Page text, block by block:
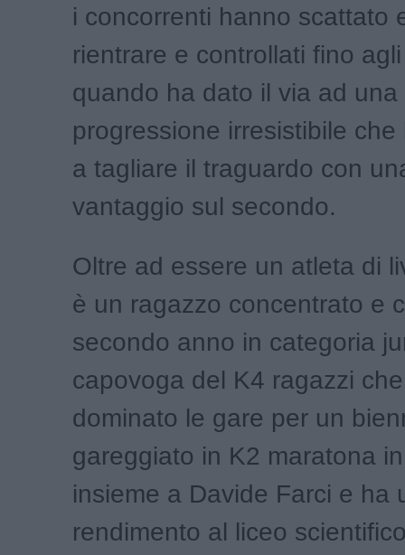
i concorrenti hanno scattato
rientrare e controllati fino
quando ha dato il via ad una
progressione irresistibile che
a tagliare il traguardo con
vantaggio sul secondo.
Oltre ad essere un atleta di
è un ragazzo concentrato e
secondo anno in categoria
capovoga del K4 ragazzi
dominato le gare per un
gareggiato in K2 maratona
insieme a Davide Farci e ha
rendimento al liceo